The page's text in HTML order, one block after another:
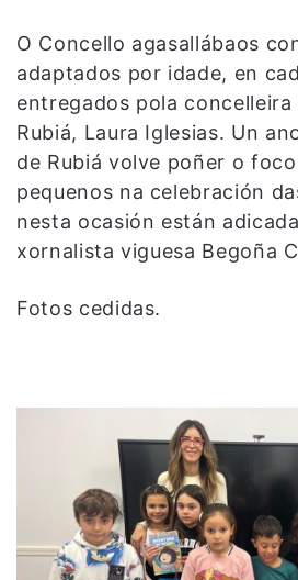
O Concello agasallábaos
adaptados por idade, en
entregados pola concelleira
Rubiá, Laura Iglesias. Un
de Rubiá volve poñer o
pequenos na celebración
nesta ocasión están
xornalista viguesa Begoña
Fotos cedidas.